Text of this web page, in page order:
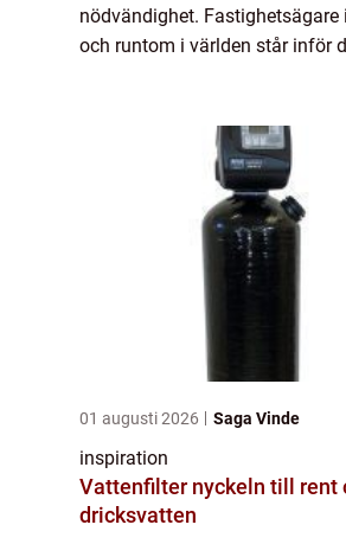
nödvändighet. Fastighetsägare
och runtom i världen står inför
01 augusti 2026 Saga Vinde
inspiration
Vattenfilter nyckeln till rent och tryggt
dricksvatten